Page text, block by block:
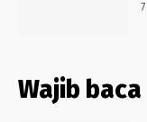
Wajib baca